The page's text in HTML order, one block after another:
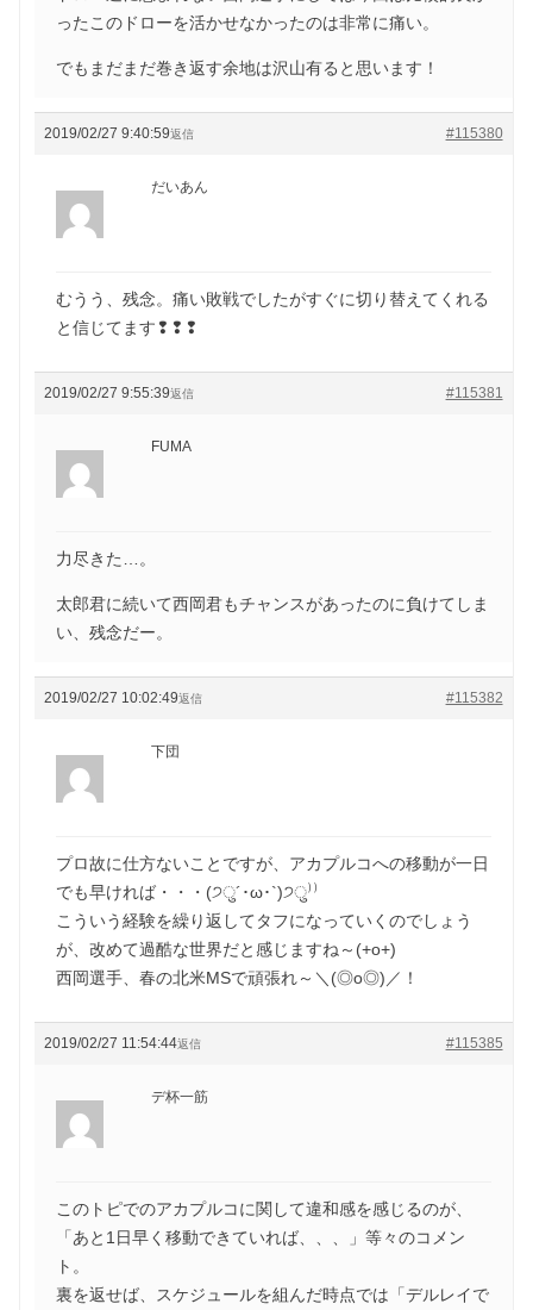
ったこのドローを活かせなかったのは非常に痛い。
でもまだまだ巻き返す余地は沢山有ると思います！
2019/02/27 9:40:59 #115380
返信
だいあん
むうう、残念。痛い敗戦でしたがすぐに切り替えてくれる
と信じてます❢❢❢
2019/02/27 9:55:39 #115381
返信
FUMA
力尽きた…。
太郎君に続いて西岡君もチャンスがあったのに負けてしま
い、残念だー。
2019/02/27 10:02:49 #115382
返信
下団
プロ故に仕方ないことですが、アカプルコへの移動が一日
でも早ければ・・・(੭ु´･ω･`)੭ु⁾⁾
こういう経験を繰り返してタフになっていくのでしょう
が、改めて過酷な世界だと感じますね～(+o+)
西岡選手、春の北米MSで頑張れ～＼(◎o◎)／！
2019/02/27 11:54:44 #115385
返信
デ杯一筋
このトピでのアカプルコに関して違和感を感じるのが、
「あと1日早く移動できていれば、、、」等々のコメン
ト。
裏を返せば、スケジュールを組んだ時点では「デルレイで